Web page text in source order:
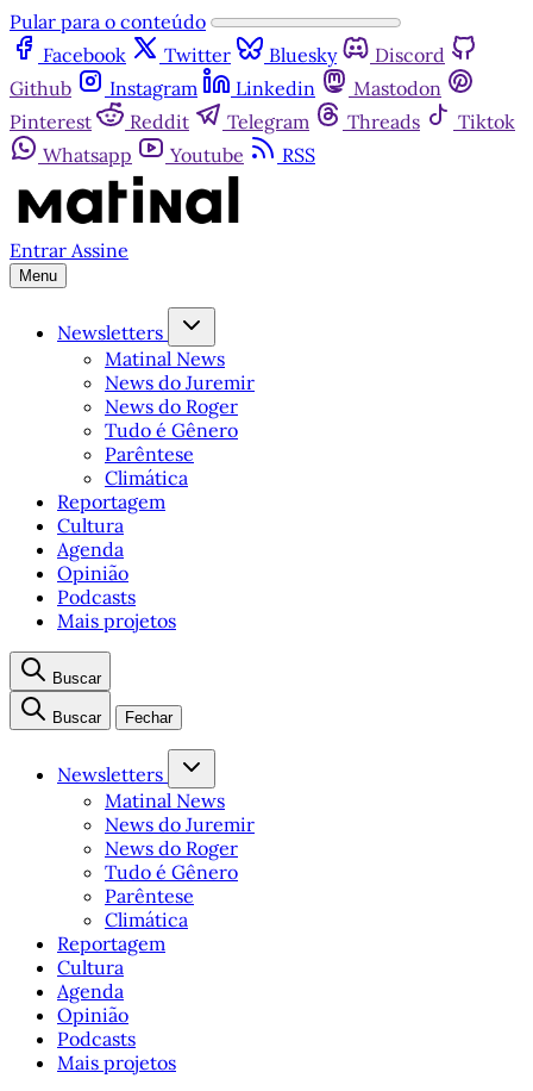
Pular para o conteúdo
Facebook
Twitter Bluesky
Discord
Github
Instagram Linkedin
Mastodon
Pinterest
Reddit Telegram Threads
Tiktok
Whatsapp
Youtube RSS
Entrar Assine
Menu
Newsletters
Matinal News
News do Juremir
News do Roger
Tudo é Gênero
Parêntese
Climática
Reportagem
Cultura
Agenda
Opinião
Podcasts
Mais projetos
Buscar
Buscar Fechar
Newsletters
Matinal News
News do Juremir
News do Roger
Tudo é Gênero
Parêntese
Climática
Reportagem
Cultura
Agenda
Opinião
Podcasts
Mais projetos